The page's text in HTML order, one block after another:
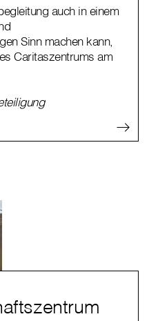
auch in einem
Sinn machen kann,
Caritaszentrums am